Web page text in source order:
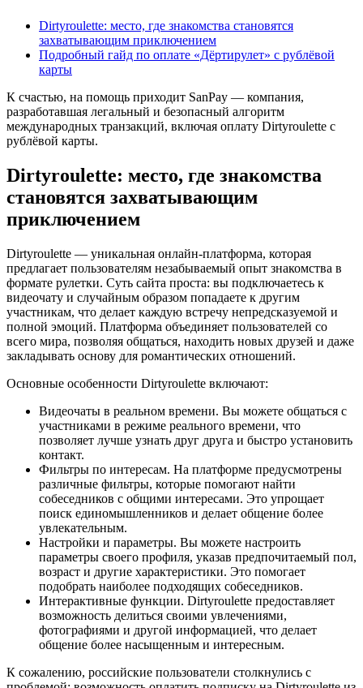
Dirtyroulette: место, где знакомства становятся
захватывающим приключением
Подробный гайд по оплате «Дёртирулет» с рублёвой
карты
К счастью, на помощь приходит SanPay — компания,
разработавшая легальный и безопасный алгоритм
международных транзакций, включая оплату Dirtyroulette с
рублёвой карты.
Dirtyroulette: место, где знакомства
становятся захватывающим
приключением
Dirtyroulette — уникальная онлайн-платформа, которая
предлагает пользователям незабываемый опыт знакомства в
формате рулетки. Суть сайта проста: вы подключаетесь к
видеочату и случайным образом попадаете к другим
участникам, что делает каждую встречу непредсказуемой и
полной эмоций. Платформа объединяет пользователей со
всего мира, позволяя общаться, находить новых друзей и даже
закладывать основу для романтических отношений.
Основные особенности Dirtyroulette включают:
Видеочаты в реальном времени. Вы можете общаться с
участниками в режиме реального времени, что
позволяет лучше узнать друг друга и быстро установить
контакт.
Фильтры по интересам. На платформе предусмотрены
различные фильтры, которые помогают найти
собеседников с общими интересами. Это упрощает
поиск единомышленников и делает общение более
увлекательным.
Настройки и параметры. Вы можете настроить
параметры своего профиля, указав предпочитаемый пол,
возраст и другие характеристики. Это помогает
подобрать наиболее подходящих собеседников.
Интерактивные функции. Dirtyroulette предоставляет
возможность делиться своими увлечениями,
фотографиями и другой информацией, что делает
общение более насыщенным и интересным.
К сожалению, российские пользователи столкнулись с